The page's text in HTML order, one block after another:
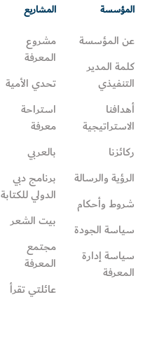
المؤسسة
عن المؤسسة
كلمة المدير
التنفيذي
أهدافنا
الاستراتيجية
ركائزنا
الرؤية والرسالة
شروط وأحكام
سياسة الجودة
سياسة إدارة
المعرفة
المشاريع
مشروع
المعرفة
تحدي الأمية
استراحة
معرفة
بالعربي
برنامج دبي
الدولي للكتابة
بيت الشعر
مجتمع
المعرفة
عائلتي تقرأ‎